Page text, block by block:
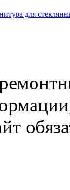
для